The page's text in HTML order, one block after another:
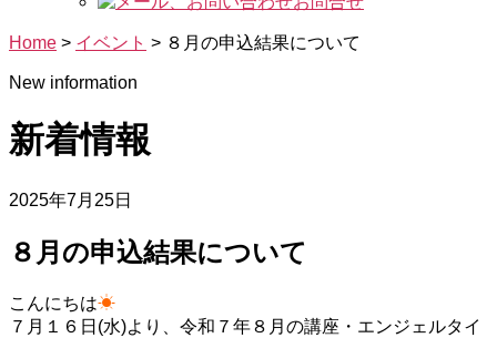
Home > イベント > ８月の申込結果について
New information
新着情報
2025年7月25日
８月の申込結果について
こんにちは☀
７月１６日(水)より、令和７年８月の講座・エンジェルタイ